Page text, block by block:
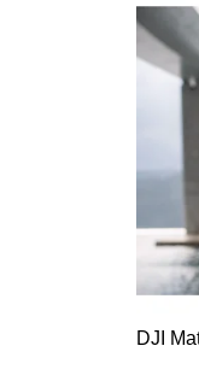
DJI